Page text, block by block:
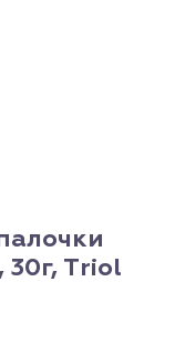
30г, Тriol